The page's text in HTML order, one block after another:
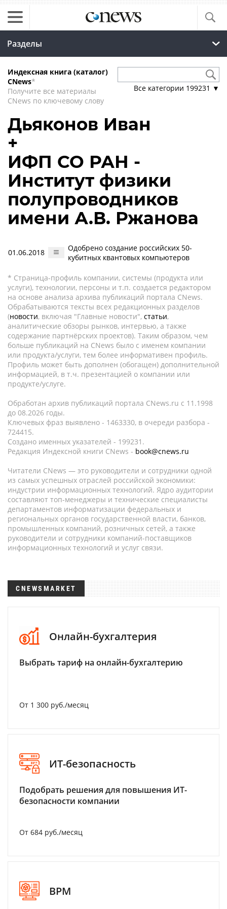
Разделы
Индексная книга (каталог)
CNews*
Получите все материалы
CNews по ключевому слову
Все категории 199231 ▼
Дьяконов Иван
+
ИФП СО РАН -
Институт физики
полупроводников
имени А.В. Ржанова
01.06.2018
Одобрено создание российских 50-
кубитных квантовых компьютеров
* Страница-профиль компании, системы (продукта или
услуги), технологии, персоны и т.п. создается редактором
на основе анализа архива публикаций портала CNews.
Обрабатываются тексты всех редакционных разделов
(новости, включая "Главные новости", статьи,
аналитические обзоры рынков, интервью, а также
содержание партнёрских проектов). Таким образом, чем
больше публикаций на CNews было с именем компании
или продукта/услуги, тем более информативен профиль.
Профиль может быть дополнен (обогащен) дополнительной
информацией, в т.ч. презентацией о компании или
продукте/услуге.
Обработан архив публикаций портала CNews.ru c 11.1998
до 08.2026 годы.
Ключевых фраз выявлено - 1463330, в очереди разбора -
724415.
Создано именных указателей - 199231.
Редакция Индексной книги CNews - book@cnews.ru
Читатели CNews — это руководители и сотрудники одной
из самых успешных отраслей российской экономики:
индустрии информационных технологий. Ядро аудитории
составляют топ-менеджеры и технические специалисты
департаментов информатизации федеральных и
региональных органов государственной власти, банков,
промышленных компаний, розничных сетей, а также
руководители и сотрудники компаний-поставщиков
информационных технологий и услуг связи.
CNEWSMARKET
Онлайн-бухгалтерия
Выбрать тариф на онлайн-бухгалтерию
От 1 300 руб./месяц
ИТ-безопасность
Подобрать решения для повышения ИТ-
безопасности компании
От 684 руб./месяц
BPM